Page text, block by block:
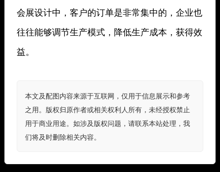
会展设计中，客户的订单是非常集中的，企业也
往往能够调节生产模式，降低生产成本，获得效
益。
本文及配图内容来源于互联网，仅用于信息展示和参考
之用。版权归原作者或相关权利人所有，未经授权禁止
用于商业用途。如涉及版权问题，请联系本站处理，我
们将及时删除相关内容。